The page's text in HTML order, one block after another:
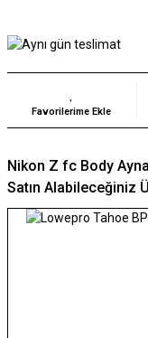
Nikon Z fc Body
Satın Alabileceğiniz